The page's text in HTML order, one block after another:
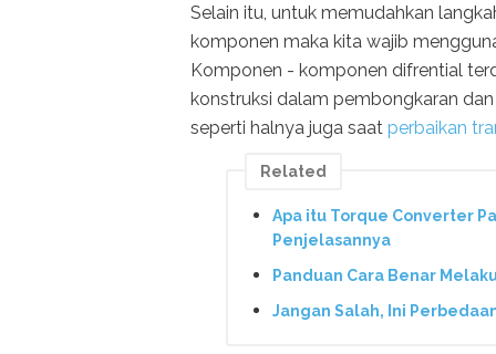
Selain itu, untuk memudahkan
komponen maka kita wajib
Komponen - komponen difrential
konstruksi dalam pembongkaran
seperti halnya juga saat perbaikan
Related
Apa itu Torque Converter
Penjelasannya
Panduan Cara Benar
Jangan Salah, Ini